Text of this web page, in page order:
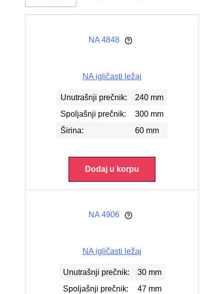
NA 4848
NA igličasti ležaj
Unutrašnji prečnik:
240 mm
Spoljašnji prečnik:
300 mm
Širina:
60 mm
Dodaj u korpu
NA 4906
NA igličasti ležaj
Unutrašnji prečnik:
30 mm
Spoljašnji prečnik:
47 mm